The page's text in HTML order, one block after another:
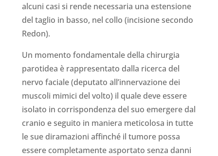
alcuni casi si rende necessaria una estensione
del taglio in basso, nel collo (incisione secondo
Redon).
Un momento fondamentale della chirurgia
parotidea è rappresentato dalla ricerca del
nervo faciale (deputato all’innervazione dei
muscoli mimici del volto) il quale deve essere
isolato in corrispondenza del suo emergere dal
cranio e seguito in maniera meticolosa in tutte
le sue diramazioni affinché il tumore possa
essere completamente asportato senza danni